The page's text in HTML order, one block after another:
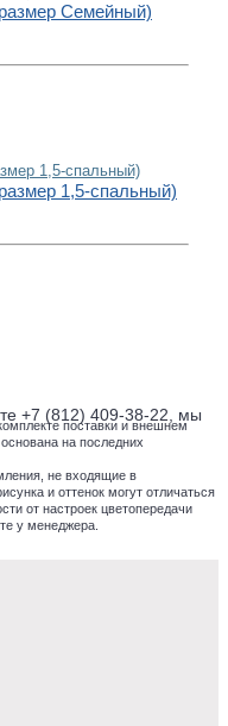
Семейный)
1,5-спальный)
+7 (812) 409-38-22, мы
поставки и внешнем
на последних
не входящие в
и оттенок могут отличаться
от настроек цветопередачи
у менеджера.